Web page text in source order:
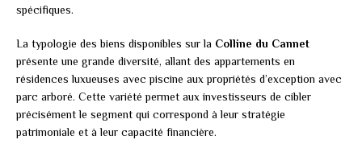
spécifiques.
La typologie des biens disponibles sur la Colline du Cannet
présente une grande diversité, allant des appartements en
résidences luxueuses avec piscine aux propriétés d’exception avec
parc arboré. Cette variété permet aux investisseurs de cibler
précisément le segment qui correspond à leur stratégie
patrimoniale et à leur capacité financière.